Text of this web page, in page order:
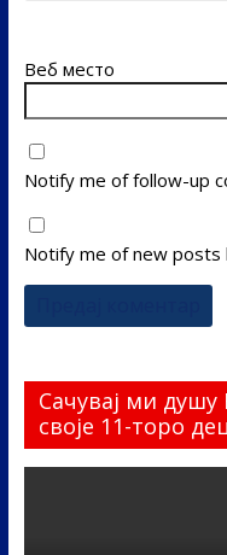
Веб место
Notify me of follow-up
Notify me of new posts
Сачувај ми
своје 11-торо